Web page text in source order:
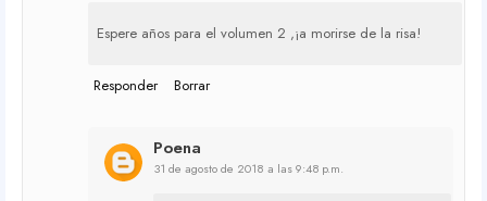
Espere años para el volumen 2 ,¡a morirse de la risa!
Responder Borrar
Poena
31 de agosto de 2018 a las 9:48 p.m.